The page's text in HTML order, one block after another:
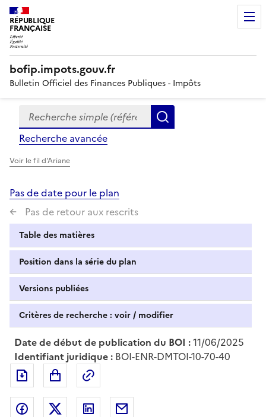
RÉPUBLIQUE
FRANÇAISE
bofip.impots.gouv.fr
Bulletin Officiel des Finances Publiques - Impôts
Formulaire
de
recherche
Recherche simple (références, mots clés, partie du
Recherche avancée
Voir le fil d'Ariane
Pas de date pour le plan
Pas de retour aux rescrits
Table des matières
Position dans la série du plan
Versions publiées
Critères de recherche : voir / modifier
Date de début de publication du BOI :11/06/2025
Identifiant juridique : BOI-ENR-DMTOI-10-70-40
Exporter le document au format pdf
Partager sur Facebook
Partager sur Twitter
Partager sur LinkedIn